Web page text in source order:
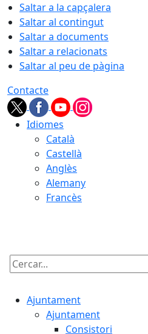
Saltar a la capçalera
Saltar al contingut
Saltar a documents
Saltar a relacionats
Saltar al peu de pàgina
Contacte
Idiomes
Català
Castellà
Anglès
Alemany
Francès
Cercar:
Ajuntament
Ajuntament
Consistori